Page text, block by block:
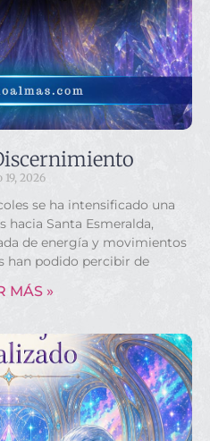
2026
se ha intensificado una
hacia Santa Esmeralda,
de energía y movimientos
han podido percibir de
MÁS »